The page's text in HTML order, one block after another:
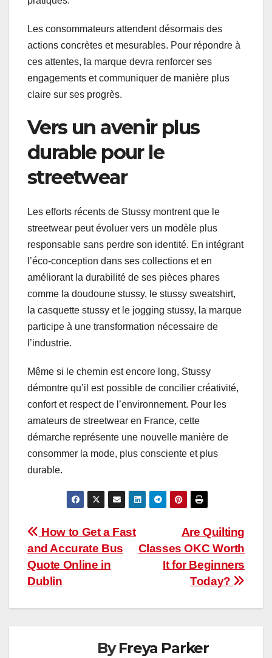
Les consommateurs attendent désormais des
actions concrètes et mesurables. Pour répondre à
ces attentes, la marque devra renforcer ses
engagements et communiquer de manière plus
claire sur ses progrès.
Vers un avenir plus
durable pour le
streetwear
Les efforts récents de Stussy montrent que le
streetwear peut évoluer vers un modèle plus
responsable sans perdre son identité. En intégrant
l’éco-conception dans ses collections et en
améliorant la durabilité de ses pièces phares
comme la doudoune stussy, le stussy sweatshirt,
la casquette stussy et le jogging stussy, la marque
participe à une transformation nécessaire de
l’industrie.
Même si le chemin est encore long, Stussy
démontre qu’il est possible de concilier créativité,
confort et respect de l’environnement. Pour les
amateurs de streetwear en France, cette
démarche représente une nouvelle manière de
consommer la mode, plus consciente et plus
durable.
Post
navigation
Are Quilting
Classes OKC Worth
It for Beginners
Today?
How to Get a Fast
and Accurate Bus
Quote Online in
Dublin
ByFreya Parker